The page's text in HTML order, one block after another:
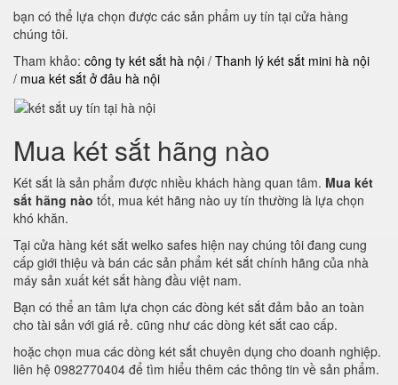
bạn có thể lựa chọn được các sản phẩm uy tín tại cửa hàng
chúng tôi.
Tham khảo: công ty két sắt hà nội / Thanh lý két sắt mini hà nội
/ mua két sắt ở đâu hà nội
Mua két sắt hãng nào
Két sắt là sản phẩm được nhiều khách hàng quan tâm. Mua két
sắt hãng nào tốt, mua két hãng nào uy tín thường là lựa chọn
khó khăn.
Tại cửa hàng két sắt welko safes hiện nay chúng tôi đang cung
cấp giới thiệu và bán các sản phẩm két sắt chính hãng của nhà
máy sản xuất két sắt hàng đầu việt nam.
Bạn có thể an tâm lựa chọn các đòng két sắt đảm bảo an toàn
cho tài sản với giá rẻ. cũng như các dòng két sắt cao cấp.
hoặc chọn mua các dòng két sắt chuyên dụng cho doanh nghiệp.
liên hệ 0982770404 để tìm hiểu thêm các thông tin về sản phẩm.